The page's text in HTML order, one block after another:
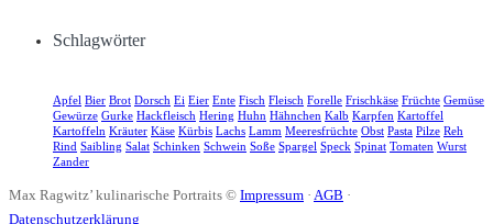
Schlagwörter
Apfel Bier Brot Dorsch Ei Eier Ente Fisch Fleisch Forelle Frischkäse Früchte Gemüse
Gewürze Gurke Hackfleisch Hering Huhn Hähnchen Kalb Karpfen Kartoffel
Kartoffeln Kräuter Käse Kürbis Lachs Lamm Meeresfrüchte Obst Pasta Pilze Reh
Rind Saibling Salat Schinken Schwein Soße Spargel Speck Spinat Tomaten Wurst
Zander
Max Ragwitz’ kulinarische Portraits © Impressum · AGB ·
Datenschutzerklärung